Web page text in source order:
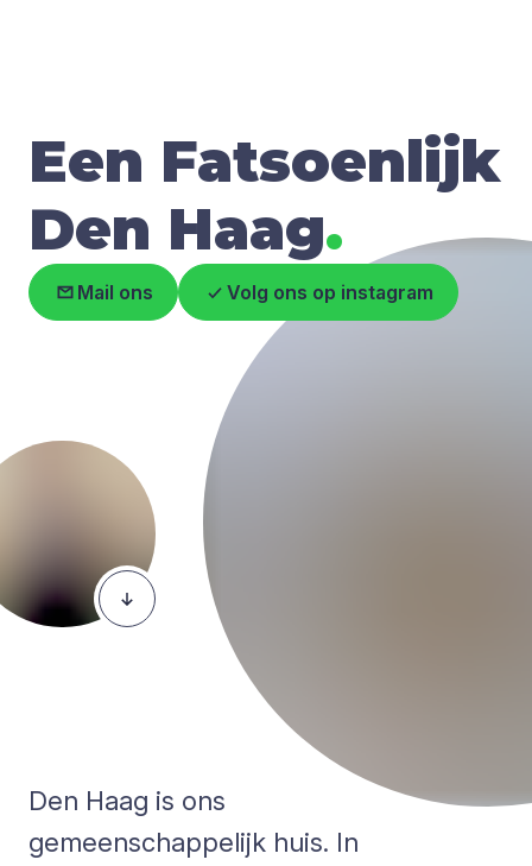
Een Fatsoenlijk
Den Haag.
Mail ons Volg ons op instagram
Den Haag is ons
gemeenschappelijk huis. In